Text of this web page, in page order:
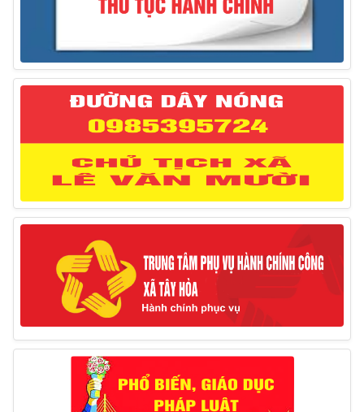
Thông báo giới thiệu, cung ứng lao động Việt Nam
cho Liên danh Hengtong International Engineering Co.,Ltd
27/03/2025
Thông báo đăng ký tiếp công dân định kỳ đợt 02
tháng 3/2025 của Chủ tịch UBND huyện
12/03/2025
Thông báo lịch công tác của Chủ tịch, các Phó Chủ
tịch UBND huyện và Phó Chủ tịch Hội đồng nhân dân
huyện (Từ ngày 10/3/2025 – 14/3/2025)
10/03/2025
Thông báo tổ chức thực hiện Cưỡng chế buộc thực
hiện biện pháp khắc phục hậu quả trong lĩnh vực đất đai
17/06/2025
Thông báo đăng ký tiếp công dân định kỳ đợt 01
tháng 6/2025 của Chủ tịch UBND huyện
26/05/2025